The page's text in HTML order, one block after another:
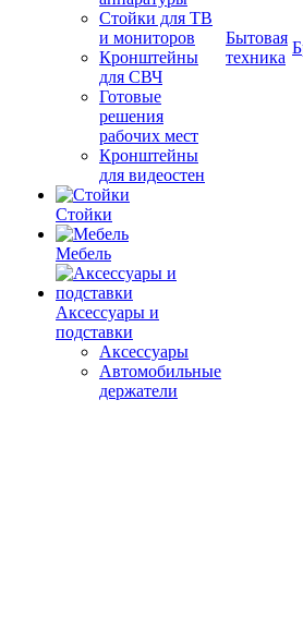
Стойки для ТВ
и мониторов
Кронштейны
для СВЧ
Готовые
решения
рабочих мест
Кронштейны
для видеостен
Стойки
Мебель
Аксессуары и
подставки
Аксессуары
Автомобильные
держатели
Бытовая
техника